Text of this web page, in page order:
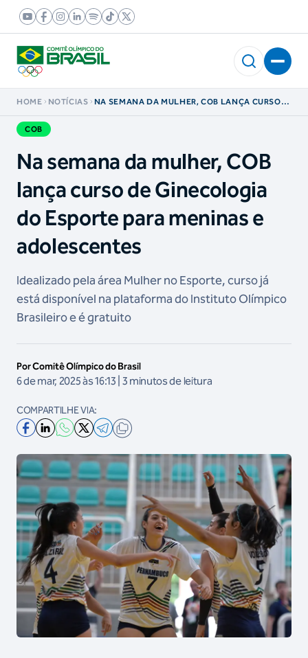
HOME NOTÍCIAS
NA SEMANA DA MULHER, COB LANÇA CURSO
COB
Na semana da mulher, COB
lança curso de Ginecologia
do Esporte para meninas e
adolescentes
Idealizado pela área Mulher no Esporte, curso já
está disponível na plataforma do Instituto Olímpico
Brasileiro e é gratuito
Por Comitê Olímpico do Brasil
6 de mar, 2025 às 16:13 | 3 minutos de leitura
COMPARTILHE VIA: